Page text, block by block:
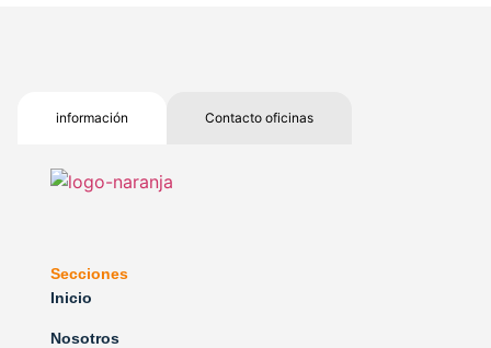
información Contacto oficinas
Secciones
Inicio
Nosotros